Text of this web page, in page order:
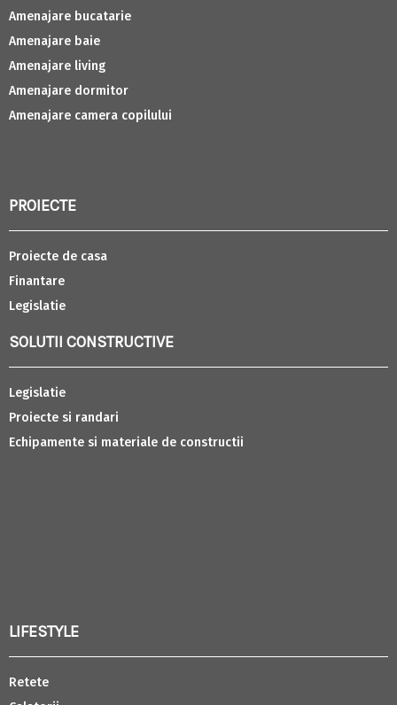
Amenajare bucatarie
Amenajare baie
Amenajare living
Amenajare dormitor
Amenajare camera copilului
PROIECTE
Proiecte de casa
Finantare
Legislatie
SOLUTII CONSTRUCTIVE
Legislatie
Proiecte si randari
Echipamente si materiale de constructii
LIFESTYLE
Retete